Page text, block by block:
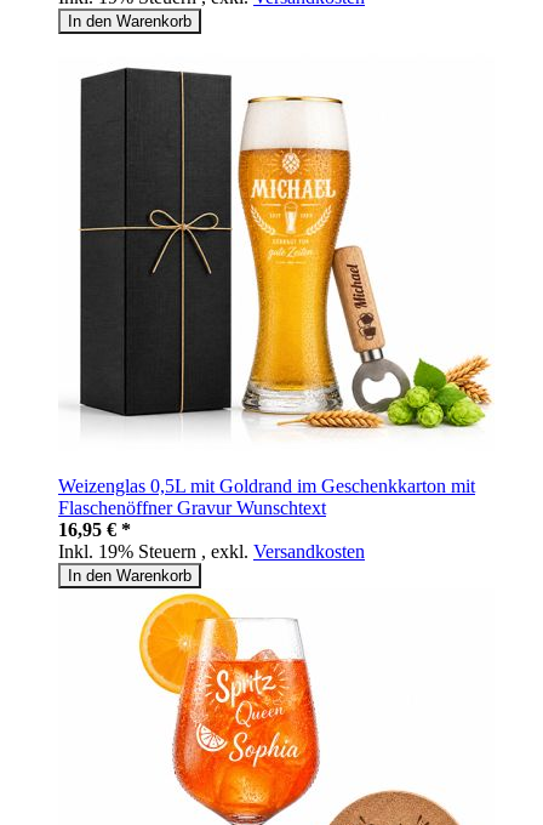
In den Warenkorb
Weizenglas 0,5L mit Goldrand im Geschenkkarton mit
Flaschenöffner Gravur Wunschtext
16,95 € *
Inkl. 19% Steuern , exkl. Versandkosten
In den Warenkorb